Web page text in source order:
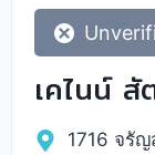
เคไนน์
1716 จรั